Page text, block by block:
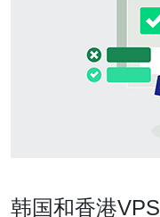
韩国和香港